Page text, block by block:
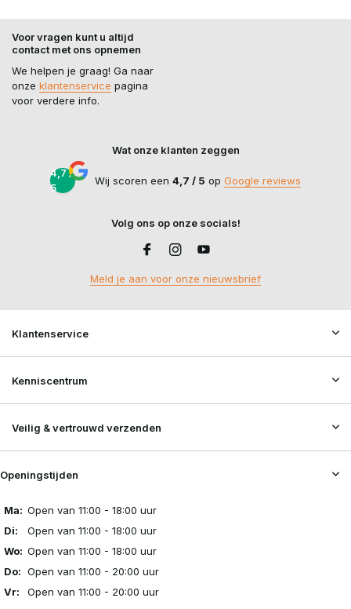
Voor vragen kunt u altijd
contact met ons opnemen
We helpen je graag! Ga naar
onze klantenservice pagina
voor verdere info.
Wat onze klanten zeggen
4,7 /
5
Wij scoren een 4,7 / 5 op Google reviews
Volg ons op onze socials!
Meld je aan voor onze nieuwsbrief
Klantenservice
Kenniscentrum
Veilig & vertrouwd verzenden
Openingstijden
Ma: Open van 11:00 - 18:00 uur
Di:
Open van 11:00 - 18:00 uur
Wo: Open van 11:00 - 18:00 uur
Do: Open van 11:00 - 20:00 uur
Vr:
Open van 11:00 - 20:00 uur